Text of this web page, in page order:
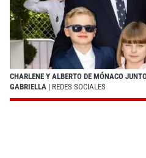
CHARLENE Y ALBERTO DE MÓNACO
GABRIELLA | REDES SOCIALES